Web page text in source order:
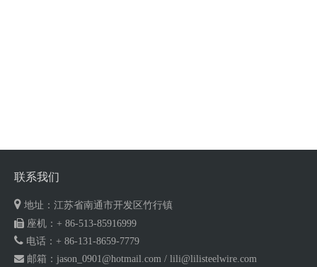
联系我们
 地址：江苏省南通市开发区竹行镇
 座机：+ 86-513-85916999
 电话：+ 86-131-8659-7779
 邮箱： jason_0901@hotmail.com / lili@lilisteelwire.com